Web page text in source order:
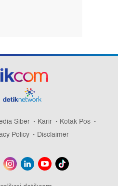
Siber Karir
Kotak Pos
Policy Disclaimer